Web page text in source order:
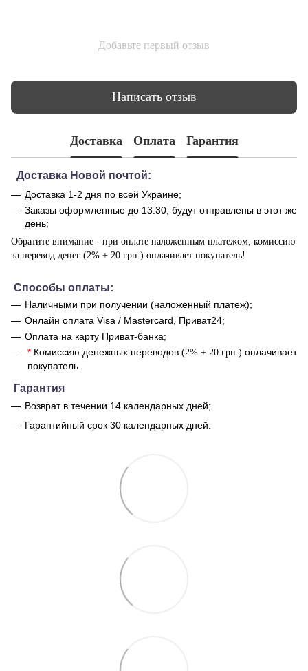
Добавьте первый отзыв
Написать отзыв
Доставка Оплата Гарантия
Доставка Новой почтой:
Доставка 1-2 дня по всей Украине;
Заказы оформленные до 13:30, будут отправлены в этот же
день;
Обратите внимание - при оплате наложенным платежом, комиссию
за перевод денег (2% + 20 грн.) оплачивает покупатель!
Способы оплаты:
Наличными при получении (наложенный платеж);
Онлайн оплата Visa / Mastercard, Приват24;
Оплата на карту Приват-банка;
* Комиссию денежных переводов (2% + 20 грн.) оплачивает
покупатель.
Гарантия
Возврат в течении 14 календарных дней;
Гарантийный срок 30 календарных дней.